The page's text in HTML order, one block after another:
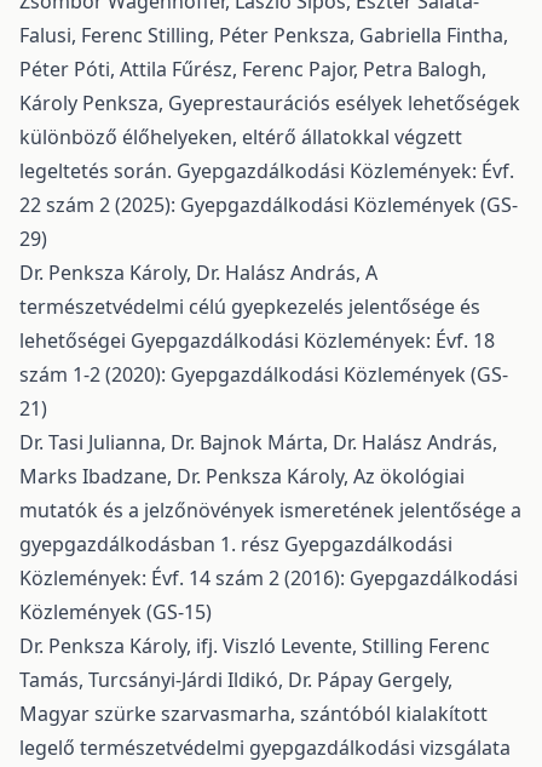
Falusi, Ferenc Stilling, Péter Penksza, Gabriella Fintha,
Péter Póti, Attila Fűrész, Ferenc Pajor, Petra Balogh,
Károly Penksza, Gyeprestaurációs esélyek lehetőségek
különböző élőhelyeken, eltérő állatokkal végzett
legeltetés során. Gyepgazdálkodási Közlemények: Évf.
22 szám 2 (2025): Gyepgazdálkodási Közlemények (GS-
29)
Dr. Penksza Károly, Dr. Halász András, A
természetvédelmi célú gyepkezelés jelentősége és
lehetőségei Gyepgazdálkodási Közlemények: Évf. 18
szám 1-2 (2020): Gyepgazdálkodási Közlemények (GS-
21)
Dr. Tasi Julianna, Dr. Bajnok Márta, Dr. Halász András,
Marks Ibadzane, Dr. Penksza Károly, Az ökológiai
mutatók és a jelzőnövények ismeretének jelentősége a
gyepgazdálkodásban 1. rész Gyepgazdálkodási
Közlemények: Évf. 14 szám 2 (2016): Gyepgazdálkodási
Közlemények (GS-15)
Dr. Penksza Károly, ifj. Viszló Levente, Stilling Ferenc
Tamás, Turcsányi-Járdi Ildikó, Dr. Pápay Gergely,
Magyar szürke szarvasmarha, szántóból kialakított
legelő természetvédelmi gyepgazdálkodási vizsgálata